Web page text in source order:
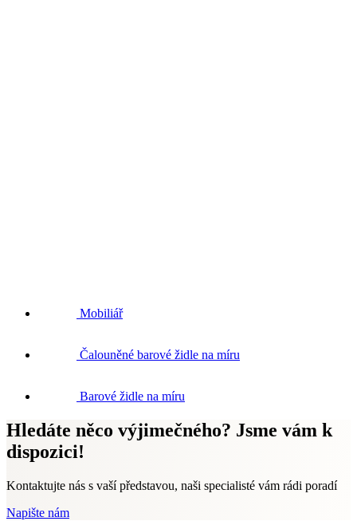
Mobiliář
Čalouněné barové židle na míru
Barové židle na míru
Hledáte něco výjimečného? Jsme vám k
dispozici!
Kontaktujte nás s vaší představou, naši specialisté vám rádi poradí
Napište nám